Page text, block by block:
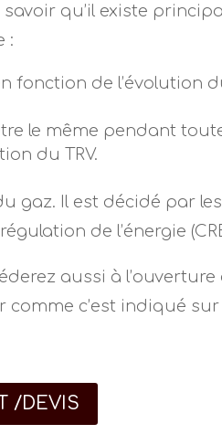
qu’il existe
:
fonction de l’évolution
le même pendant
du TRV.
gaz. Il est décidé par
de l’énergie
aussi à l’ouverture
c’est indiqué sur
/DEVIS